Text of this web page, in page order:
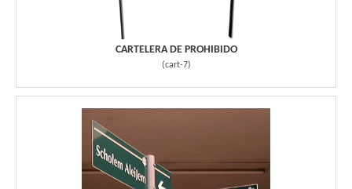
CARTELERA DE PROHIBIDO
(cart-7)